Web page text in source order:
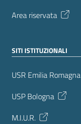
Area riservata
SITI ISTITUZIONALI
USR Emilia Romagna
USP Bologna
M.I.U.R.